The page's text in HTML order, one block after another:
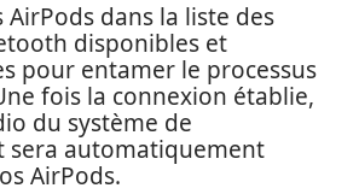
AirPods dans la liste des
disponibles et
pour entamer le processus
fois la connexion établie,
du système de
sera automatiquement
AirPods.